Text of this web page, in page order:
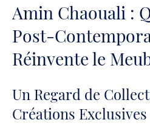
Amin Chaouali :
Post-
Réinvente le
Un Regard de
Créations Exclusives